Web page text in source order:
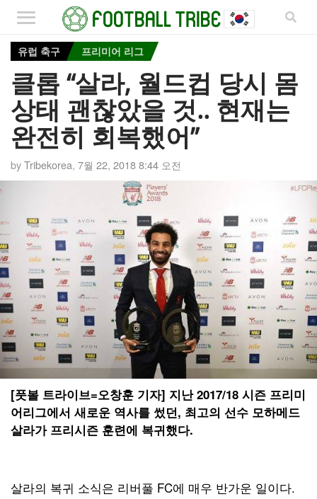
유럽 축구 프리미어 리그
클롭 “살라, 월드컵 당시 몸
상태 괜찮았을 것.. 현재는
완전히 회복했어”
byTribekorea, 7월 22, 2018 8:44 오전
[풋볼 트라이브=오창훈 기자] 지난 2017/18 시즌 프리미
어리그에서 새로운 역사를 썼던, 최고의 선수 모하메드
살라가 프리시즌 훈련에 복귀했다.
살라의 복귀 소식은 리버풀 FC에 매우 반가운 일이다.